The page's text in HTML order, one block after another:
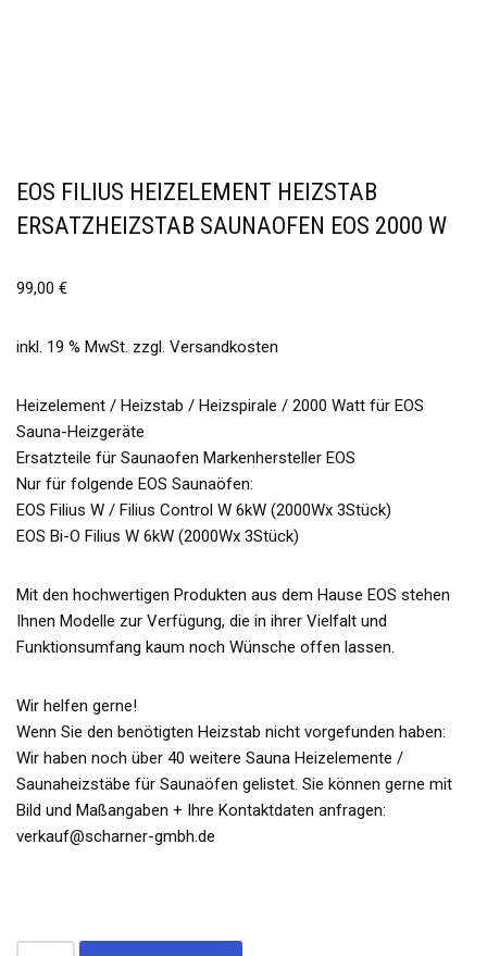
EOS FILIUS HEIZELEMENT HEIZSTAB
ERSATZHEIZSTAB SAUNAOFEN EOS 2000 W
99,00 €
inkl. 19 % MwSt. zzgl. Versandkosten
Heizelement / Heizstab / Heizspirale / 2000 Watt für EOS
Sauna-Heizgeräte
Ersatzteile für Saunaofen Markenhersteller EOS
Nur für folgende EOS Saunaöfen:
EOS Filius W / Filius Control W 6kW (2000Wx 3Stück)
EOS Bi-O Filius W 6kW (2000Wx 3Stück)
Mit den hochwertigen Produkten aus dem Hause EOS stehen
Ihnen Modelle zur Verfügung, die in ihrer Vielfalt und
Funktionsumfang kaum noch Wünsche offen lassen.
Wir helfen gerne!
Wenn Sie den benötigten Heizstab nicht vorgefunden haben:
Wir haben noch über 40 weitere Sauna Heizelemente /
Saunaheizstäbe für Saunaöfen gelistet. Sie können gerne mit
Bild und Maßangaben + Ihre Kontaktdaten anfragen:
verkauf@scharner-gmbh.de